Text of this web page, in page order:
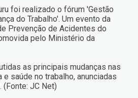
foi realizado o fórum 'Gestão
do Trabalho'. Um evento da
Prevenção de Acidentes do
pelo Ministério da
as principais mudanças nas
saúde no trabalho, anunciadas
JC Net)